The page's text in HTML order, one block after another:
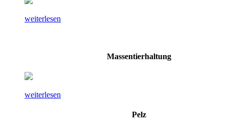
weiterlesen
Massentierhaltung
weiterlesen
Pelz